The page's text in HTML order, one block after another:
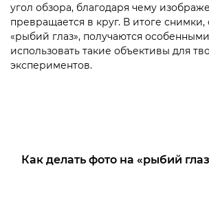
угол обзора, благодаря чему
превращается в круг. В итоге снимки,
«рыбий глаз», получаются
использовать такие объективы для
экспериментов.
Как делать фото на «рыбий